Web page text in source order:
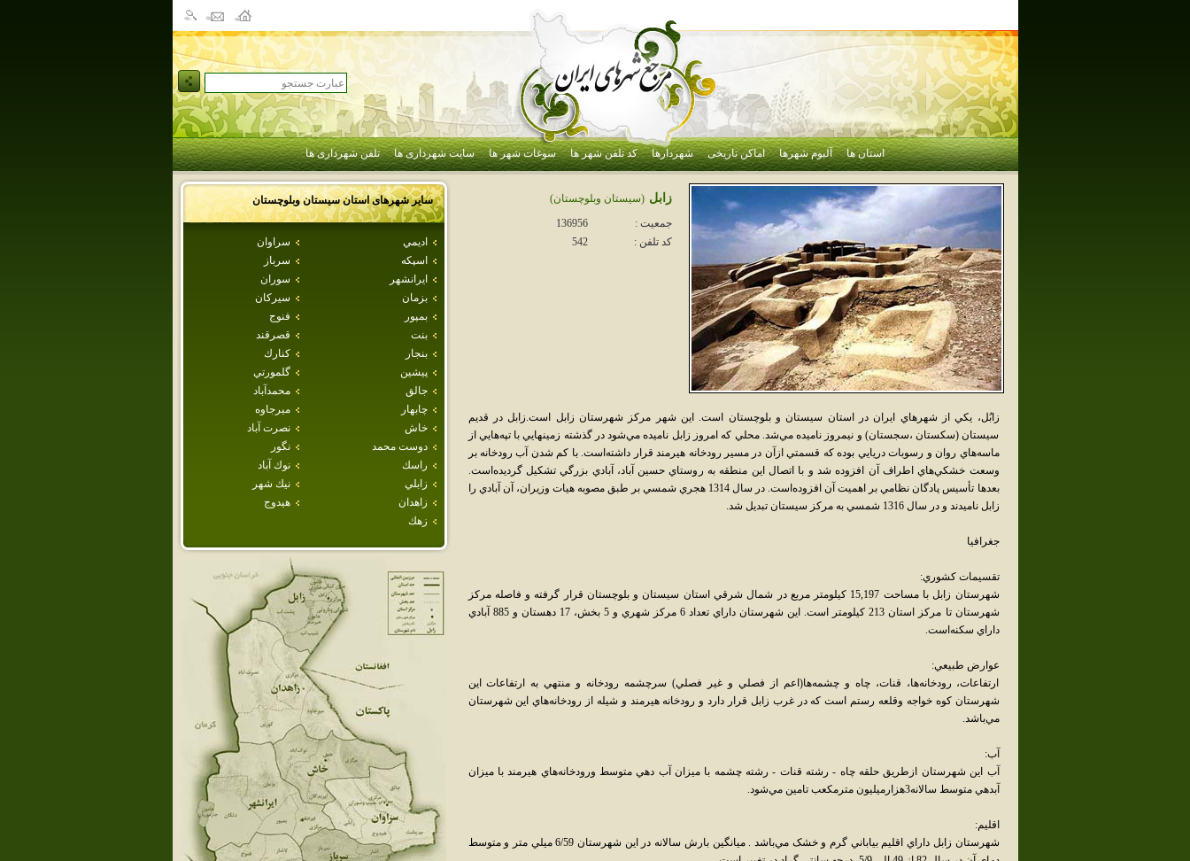
استان ها آلبوم شهرها اماکن تاریخی شهردارها کد تلفن شهر ها سوغات شهر ها سایت شهرداری ها تلفن شهرداری ها
سایر شهرهای استانسيستان وبلوچستان
اديمي
سراوان
اسپكه
سرباز
ايرانشهر
سوران
بزمان
سيركان
بمپور
فنوج
بنت
قصرقند
بنجار
كنارك
پيشين
گلمورتي
جالق
محمدآباد
چابهار
ميرجاوه
خاش
نصرت آباد
دوست محمد
نگور
راسك
نوك آباد
زابلي
نيك شهر
زاهدان
هيدوج
زهك
زابل (سيستان وبلوچستان)
جمعیت :
136956
کد تلفن :
542
زابُل، يکي از شهرهاي ايران در استان سيستان و بلوچستان است. اين شهر مرکز شهرستان زابل است.زابل در قديم
سيستان (سکستان ،سجستان) و نيمروز ناميده مي‌شد. محلي که امروز زابل ناميده مي‌شود در گذشته زمينهايي با تپه‌هايي از
ماسه‌هاي روان و رسوبات دريايي بوده که قسمتي ازآن در مسير رودخانه هيرمند قرار داشته‌است. با کم شدن آب رودخانه بر
وسعت خشکي‌هاي اطراف آن افزوده شد و با اتصال اين منطقه به روستاي حسين آباد، آبادي بزرگي تشکيل گرديده‌است.
بعدها تأسيس پادگان نظامي بر اهميت آن افزوده‌است. در سال 1314 هجري شمسي بر طبق مصوبه هيات وزيران، آن آبادي را
زابل ناميدند و در سال 1316 شمسي به مرکز سيستان تبديل شد.
جغرافيا
تقسيمات کشوري:
شهرستان زابل با مساحت 15,197 کيلومتر مربع در شمال شرقي استان سيستان و بلوچستان قرار گرفته و فاصله مرکز
شهرستان تا مرکز استان 213 کيلومتر است. اين شهرستان داراي تعداد 6 مرکز شهري و 5 بخش، 17 دهستان و 885 آبادي
داراي سکنه‌است.
عوارض طبيعي:
ارتفاعات، رودخانه‌ها، قنات، چاه و چشمه‌ها(اعم از فصلي و غير فصلي) سرچشمه رودخانه و منتهي به ارتفاعات اين
شهرستان کوه خواجه وقلعه رستم است که در غرب زابل قرار دارد و رودخانه هيرمند و شيله از رودخانه‌هاي اين شهرستان
مي‌باشد.
آب:
آب اين شهرستان ازطريق حلقه چاه - رشته قنات - رشته چشمه با ميزان آب دهي متوسط ورودخانه‌هاي هيرمند با ميزان
آبدهي متوسط سالانه3هزارميليون مترمکعب تامين مي‌شود.
اقليم:
شهرستان زابل داراي اقليم بياباني گرم و خشک مي‌باشد . ميانگين بارش سالانه در اين شهرستان 6/59 ميلي متر و متوسط